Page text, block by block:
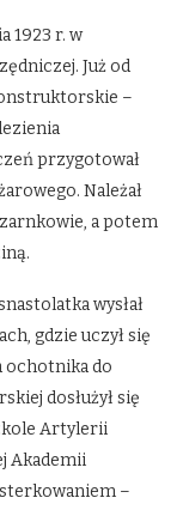
1923 r. w
Już od
–
przygotował
Należał
a potem
wysłał
gdzie uczył się
ochotnika do
dosłużył się
Artylerii
Akademii
–